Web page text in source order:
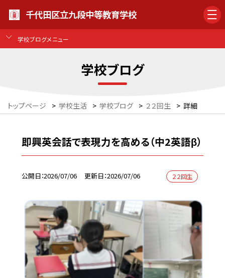
千代田区立九段中等教育学校
学校ブログメニュー
学校ブログ
トップページ > 学校生活 > 学校ブログ > ２２回生 > 詳細
即興英会話で表現力を高める（中2英語β）
公開日 2026/07/06 更新日 2026/07/06 ２２回生